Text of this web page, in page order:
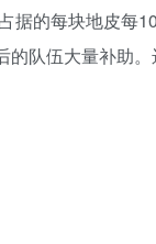
据的每块地皮每
的队伍大量补助